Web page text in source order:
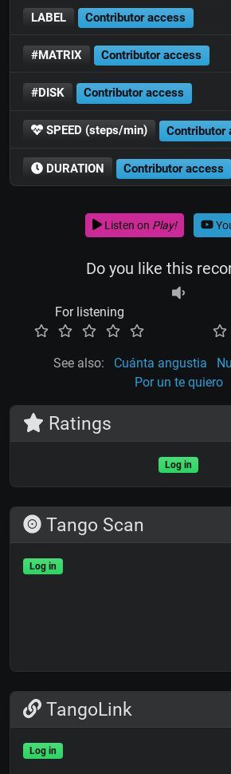
LABEL Contributor access
#MATRIX Contributor access
#DISK Contributor access
SPEED (steps/min) Contributor
DURATION Contributor access
Listen on Play!
Do you like this
For listening
See also: Cuánta angustia
Por un te quiero
Ratings
Log in
Tango Scan
Log in
TangoLink
Log in